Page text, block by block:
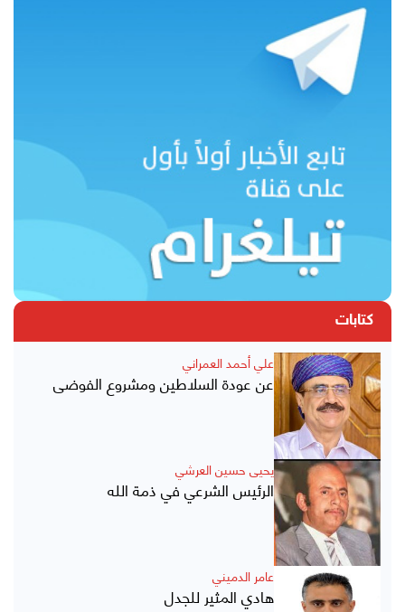
كتابات
علي أحمد العمراني
عن عودة السلاطين ومشروع الفوضى
يحيى حسين العرشي
الرئيس الشرعي في ذمة الله
عامر الدميني
هادي المثير للجدل